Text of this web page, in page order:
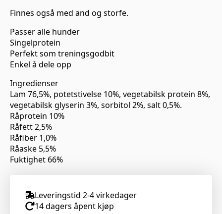
Finnes også med and og storfe.
Passer alle hunder
Singelprotein
Perfekt som treningsgodbit
Enkel å dele opp
Ingredienser
Lam 76,5%, potetstivelse 10%, vegetabilsk protein 8%,
vegetabilsk glyserin 3%, sorbitol 2%, salt 0,5%.
Råprotein 10%
Råfett 2,5%
Råfiber 1,0%
Råaske 5,5%
Fuktighet 66%
Leveringstid 2-4 virkedager
14 dagers åpent kjøp